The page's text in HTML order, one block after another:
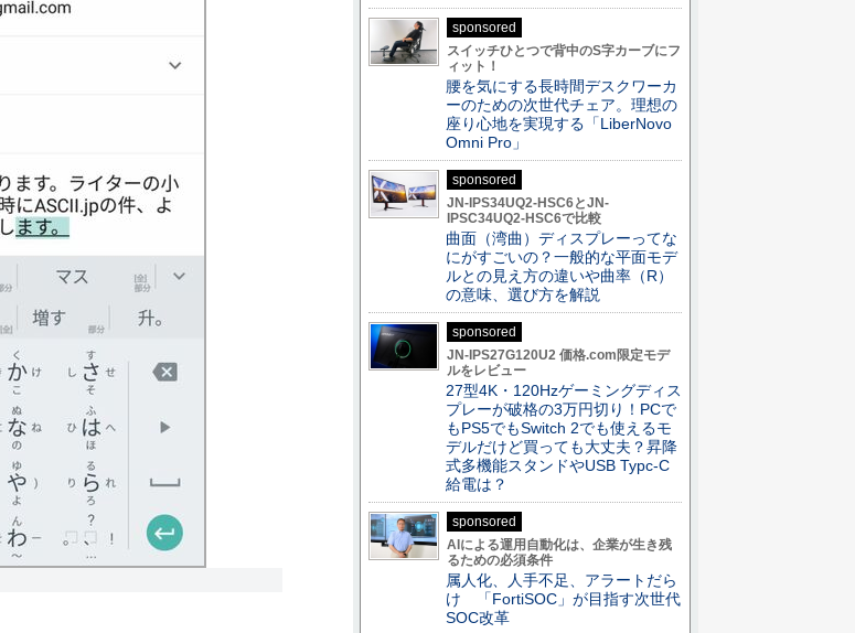
sponsored
スイッチひとつで背中のS字カーブにフ
ィット！
腰を気にする長時間デスクワーカ
ーのための次世代チェア。理想の
座り心地を実現する「LiberNovo
Omni Pro」
sponsored
JN-IPS34UQ2-HSC6とJN-
IPSC34UQ2-HSC6で比較
曲面（湾曲）ディスプレーってな
にがすごいの？一般的な平面モデ
ルとの見え方の違いや曲率（R）
の意味、選び方を解説
sponsored
JN-IPS27G120U2 価格.com限定モデ
ルをレビュー
27型4K・120Hzゲーミングディス
プレーが破格の3万円切り！PCで
もPS5でもSwitch 2でも使えるモ
デルだけど買っても大丈夫？昇降
式多機能スタンドやUSB Typc-C
給電は？
sponsored
AIによる運用自動化は、企業が生き残
るための必須条件
属人化、人手不足、アラートだら
け 「FortiSOC」が目指す次世代
SOC改革